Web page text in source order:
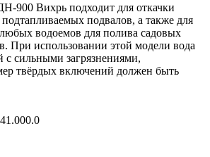
900 Вихрь подходит для откачки
подвалов, а также для
водоемов для полива садовых
При использовании этой модели вода
с сильными загрязнениями,
твёрдых включений должен быть